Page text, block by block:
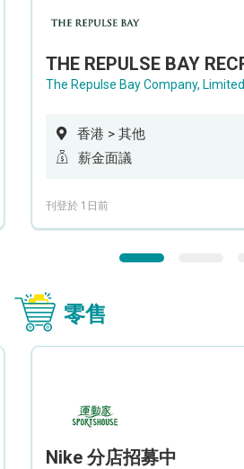
The Repulse Bay Company, Limited
香港 > 其他
薪金面議
刊登於 1日前
零售
Nike 分店招募中